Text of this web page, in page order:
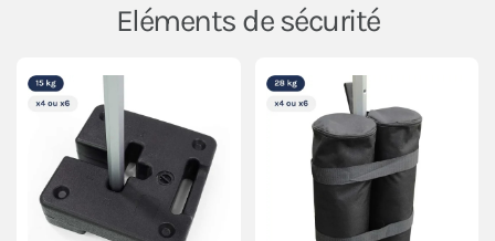
Eléments de sécurité